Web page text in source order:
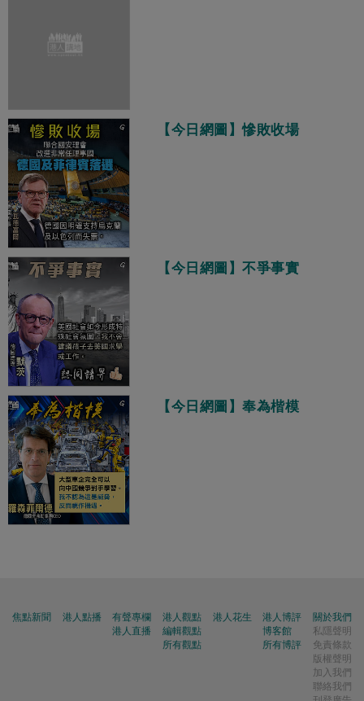
【今日網圖】慘敗收場
【今日網圖】不爭事實
【今日網圖】奉為楷模
焦點新聞 港人點播
有聲專欄
港人直播
港人觀點
編輯觀點
所有觀點
港人花生
港人博評
博客館
所有博評
關於我們
私隱聲明
免責條款
版權聲明
加入我們
聯絡我們